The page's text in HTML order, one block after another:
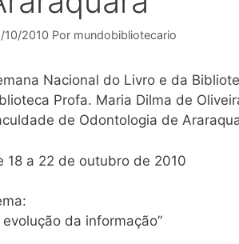
10/2010 Por mundobibliotecario
Nacional do Livro e da
Profa. Maria Dilma de
de Odontologia de
18 a 22 de outubro de 2010
evolução da informação”